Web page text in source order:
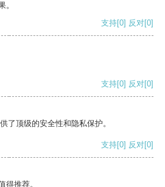
。
支持[0] 反对[0]
支持[0] 反对[0]
了顶级的安全性和隐私保护。
支持[0] 反对[0]
得推荐。